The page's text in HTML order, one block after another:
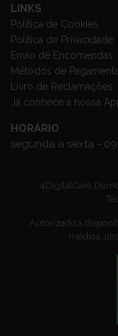
LINKS
Política de Cookies
Política de Privacidade
Envio de Encomendas
Métodos de
Livro de Reclamações
Já conhece a nossa
HORÁRIO
segunda a sexta -
4DigitalCare
Autorizado a
médica,